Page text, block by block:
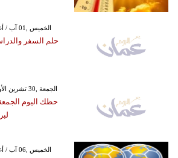
GMT 16:09 2019 الخميس ,01 آب / أغسطس
حلم السفر
GMT 09:07 2020 الجمعة ,30 تشرين الأول / أكتوبر
GMT 18:05 2026 الخميس ,06 آب / أغسطس